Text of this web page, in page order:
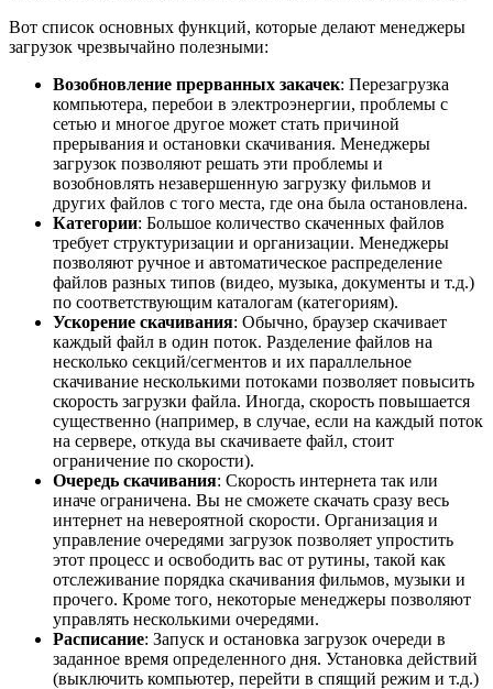
Вот список основных функций, которые делают менеджеры
загрузок чрезвычайно полезными:
Возобновление прерванных закачек: Перезагрузка
компьютера, перебои в электроэнергии, проблемы с
сетью и многое другое может стать причиной
прерывания и остановки скачивания. Менеджеры
загрузок позволяют решать эти проблемы и
возобновлять незавершенную загрузку фильмов и
других файлов с того места, где она была остановлена.
Категории: Большое количество скаченных файлов
требует структуризации и организации. Менеджеры
позволяют ручное и автоматическое распределение
файлов разных типов (видео, музыка, документы и т.д.)
по соответствующим каталогам (категориям).
Ускорение скачивания: Обычно, браузер скачивает
каждый файл в один поток. Разделение файлов на
несколько секций/сегментов и их параллельное
скачивание несколькими потоками позволяет повысить
скорость загрузки файла. Иногда, скорость повышается
существенно (например, в случае, если на каждый поток
на сервере, откуда вы скачиваете файл, стоит
ограничение по скорости).
Очередь скачивания: Скорость интернета так или
иначе ограничена. Вы не сможете скачать сразу весь
интернет на невероятной скорости. Организация и
управление очередями загрузок позволяет упростить
этот процесс и освободить вас от рутины, такой как
отслеживание порядка скачивания фильмов, музыки и
прочего. Кроме того, некоторые менеджеры позволяют
управлять несколькими очередями.
Расписание: Запуск и остановка загрузок очереди в
заданное время определенного дня. Установка действий
(выключить компьютер, перейти в спящий режим и т.д.)